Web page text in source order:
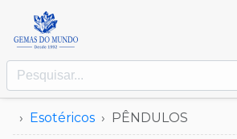
Esotéricos PÊNDULOS